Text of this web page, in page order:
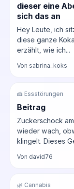
dieser eine
sich das an
Hey Leute, ich
diese ganze
erzählt, wie ich...
Von sabrina_koks
🍰 Essstörungen
Beitrag
Zuckerschock
wieder wach,
klingelt. Dieses
Von david76
🌿 Cannabis